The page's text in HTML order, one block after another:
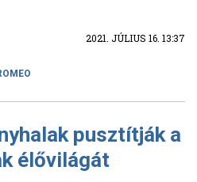
2021. JÚLIUS 16. 13:37
pusztítják a
élővilágát